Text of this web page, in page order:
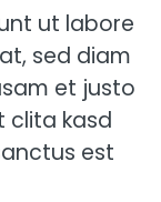
ut labore
sed diam
et justo
clita kasd
est